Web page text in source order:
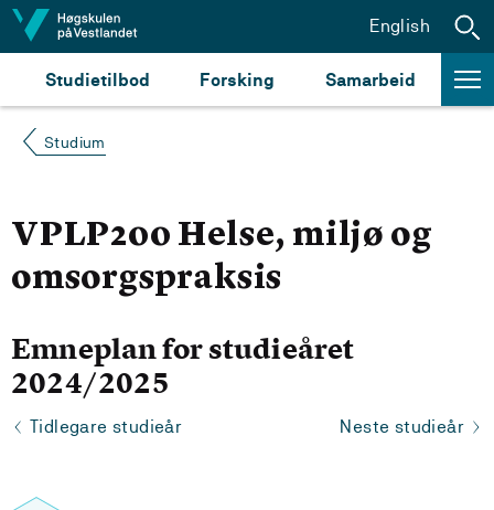
Hopp til innhald
Studietilbod Forsking Samarbeid
English
Studium
VPLP200 Helse, miljø og
omsorgspraksis
Emneplan for studieåret
2024/2025
Tidlegare studieår Neste studieår